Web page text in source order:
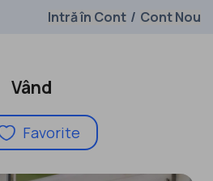
Intră în Cont / Cont Nou
Vând
Favorite